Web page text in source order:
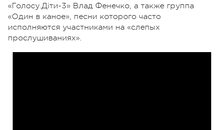
«Голосу.Діти-3» Влад Фенечко, а также группа
«Один в каное», песни которого часто
исполняются участниками на «слепых
прослушиваниях».